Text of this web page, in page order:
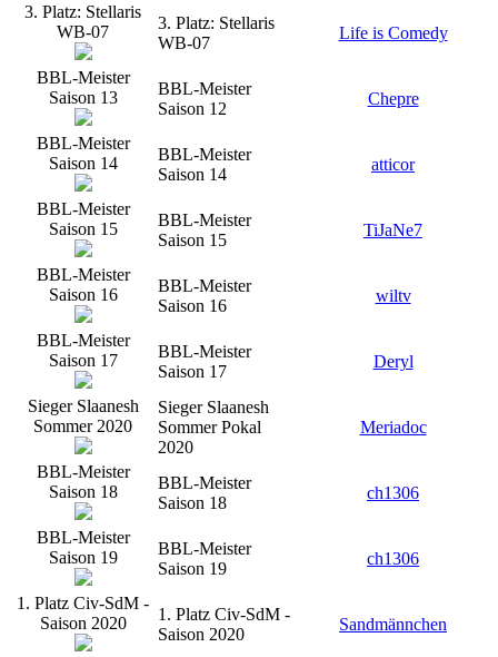
3. Platz: Stellaris
WB-07
3. Platz: Stellaris
WB-07
Life is Comedy
BBL-Meister
Saison 13
BBL-Meister
Saison 12
Chepre
BBL-Meister
Saison 14
BBL-Meister
Saison 14
atticor
BBL-Meister
Saison 15
BBL-Meister
Saison 15
TiJaNe7
BBL-Meister
Saison 16
BBL-Meister
Saison 16
wiltv
BBL-Meister
Saison 17
BBL-Meister
Saison 17
Deryl
Sieger Slaanesh
Sommer 2020
Sieger Slaanesh
Sommer Pokal
2020
Meriadoc
BBL-Meister
Saison 18
BBL-Meister
Saison 18
ch1306
BBL-Meister
Saison 19
BBL-Meister
Saison 19
ch1306
1. Platz Civ-SdM -
Saison 2020
1. Platz Civ-SdM -
Saison 2020
Sandmännchen